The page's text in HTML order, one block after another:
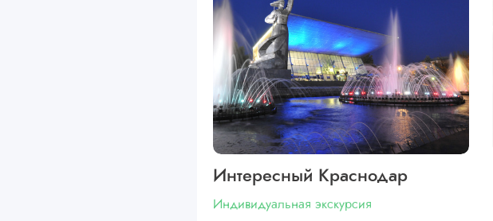
Интересный Краснодар
Индивидуальная экскурсия